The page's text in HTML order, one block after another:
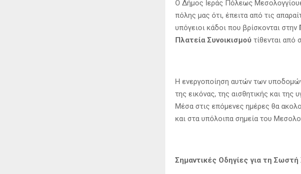
Ο Δήμος Ιεράς Πόλεως
πόλης μας ότι, έπειτα από τις
υπόγειοι κάδοι που βρίσκονται στην
Πλατεία Συνοικισμού τίθενται από
Η ενεργοποίηση αυτών των
της εικόνας, της αισθητικής και
Μέσα στις επόμενες ημέρες θα
και στα υπόλοιπα σημεία του
Σημαντικές Οδηγίες για τη